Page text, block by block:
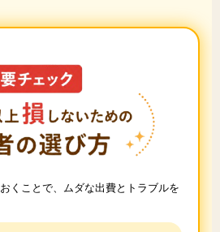
くことで、ムダな出費とトラブルを